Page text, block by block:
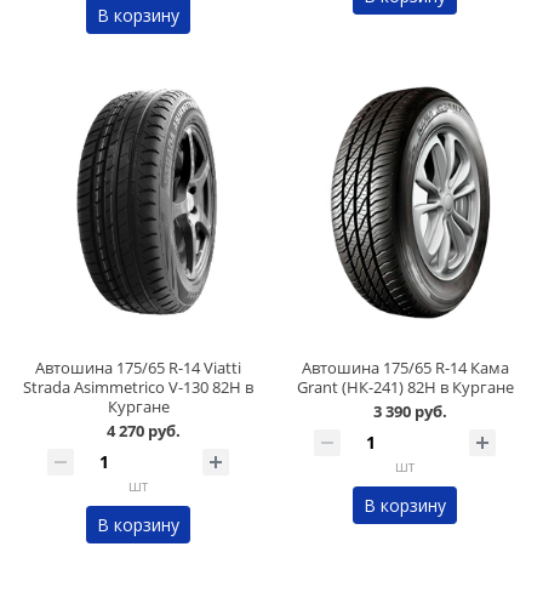
В корзину
Автошина 175/65 R-14 Viatti
Strada Asimmetrico V-130 82H в
Кургане
4 270 руб.
шт
В корзину
Автошина 175/65 R-14 Кама
Grant (НК-241) 82H в Кургане
3 390 руб.
шт
В корзину